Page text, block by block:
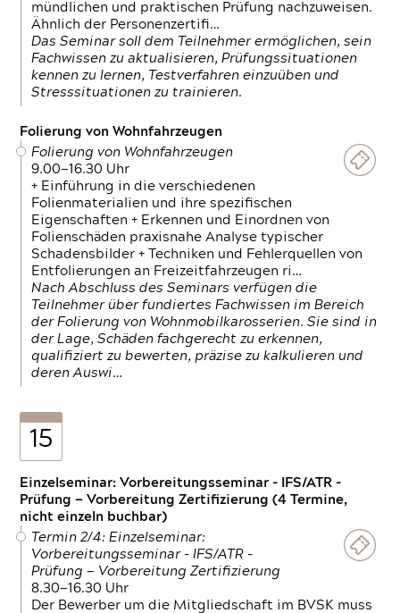
mündlichen und praktischen Prüfung nachzuweisen.
Ähnlich der Personenzertifi…
Das Seminar soll dem Teilnehmer ermöglichen, sein
Fachwissen zu aktualisieren, Prüfungssituationen
kennen zu lernen, Testverfahren einzuüben und
Stresssituationen zu trainieren.
Folierung von Wohnfahrzeugen
Folierung von Wohnfahrzeugen
9.00—16.30 Uhr
+ Einführung in die verschiedenen
Folienmaterialien und ihre spezifischen
Eigenschaften + Erkennen und Einordnen von
Folienschäden praxisnahe Analyse typischer
Schadensbilder + Techniken und Fehlerquellen von
Entfolierungen an Freizeitfahrzeugen ri…
Nach Abschluss des Seminars verfügen die
Teilnehmer über fundiertes Fachwissen im Bereich
der Folierung von Wohnmobilkarosserien. Sie sind in
der Lage, Schäden fachgerecht zu erkennen,
qualifiziert zu bewerten, präzise zu kalkulieren und
deren Auswi…
15
Einzelseminar: Vorbereitungsseminar - IFS/ATR -
Prüfung — Vorbereitung Zertifizierung (4 Termine,
nicht einzeln buchbar)
Termin 2/4: Einzelseminar:
Vorbereitungsseminar - IFS/ATR -
Prüfung — Vorbereitung Zertifizierung
8.30—16.30 Uhr
Der Bewerber um die Mitgliedschaft im BVSK muss